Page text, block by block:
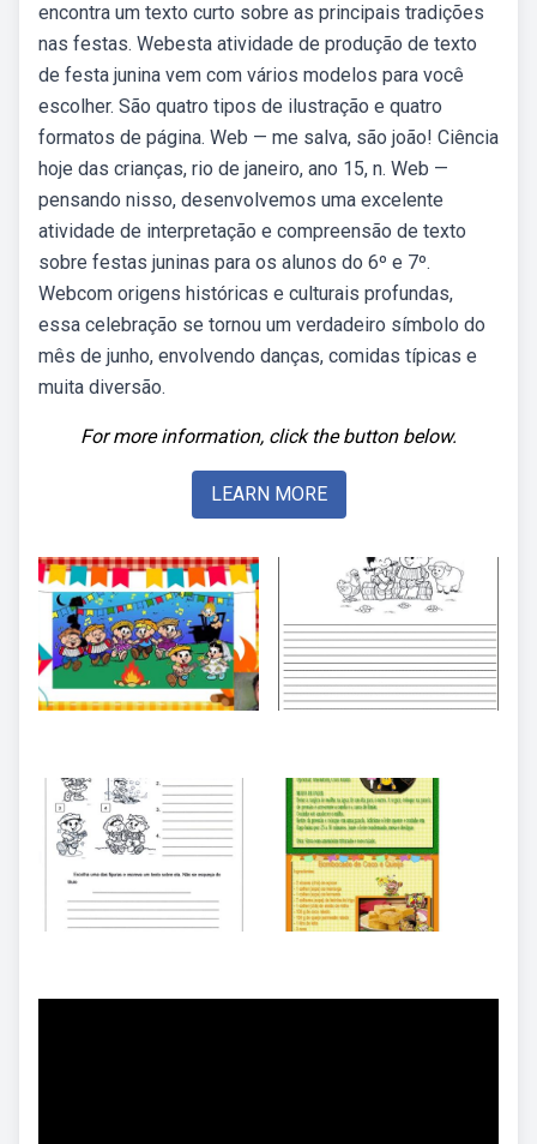
encontra um texto curto sobre as principais tradições
nas festas. Webesta atividade de produção de texto
de festa junina vem com vários modelos para você
escolher. São quatro tipos de ilustração e quatro
formatos de página. Web — me salva, são joão! Ciência
hoje das crianças, rio de janeiro, ano 15, n. Web —
pensando nisso, desenvolvemos uma excelente
atividade de interpretação e compreensão de texto
sobre festas juninas para os alunos do 6º e 7º.
Webcom origens históricas e culturais profundas,
essa celebração se tornou um verdadeiro símbolo do
mês de junho, envolvendo danças, comidas típicas e
muita diversão.
For more information, click the button below.
LEARN MORE